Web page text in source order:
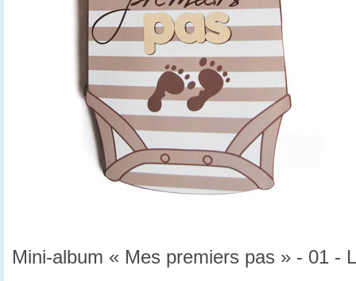
Mini-album « Mes premiers pas » - 01 -